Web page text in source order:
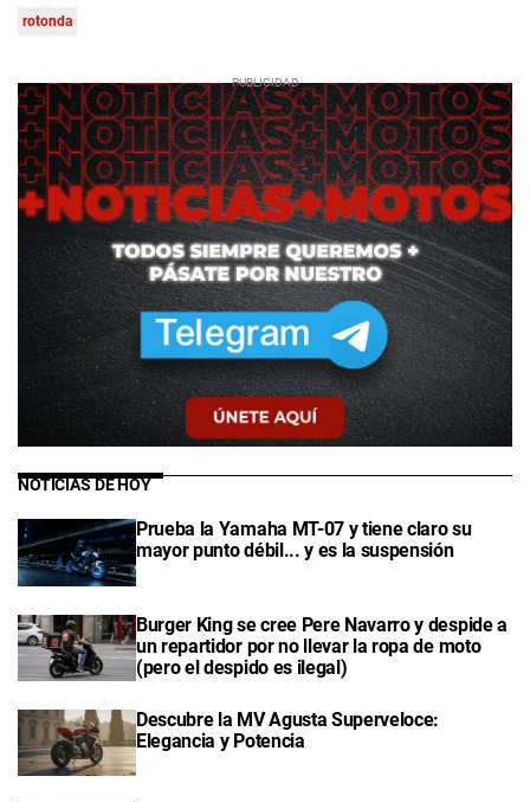
rotonda
NOTICIAS DE HOY
Prueba la Yamaha MT-07 y tiene claro su
mayor punto débil... y es la suspensión
Burger King se cree Pere Navarro y despide a
un repartidor por no llevar la ropa de moto
(pero el despido es ilegal)
Descubre la MV Agusta Superveloce:
Elegancia y Potencia